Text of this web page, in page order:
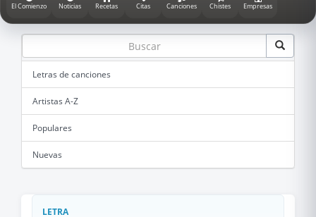
El Comienzo Noticias Recetas Citas Canciones Chistes Empresas
Letras de canciones
Artistas A-Z
Populares
Nuevas
LETRA